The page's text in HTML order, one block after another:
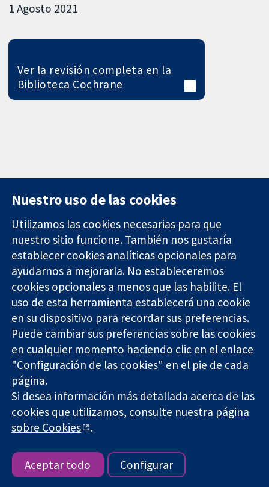
1 Agosto 2021
Ver la revisión completa en la
Biblioteca Cochrane
Evidencia fiable.
Decisiones
informadas.
Mejor salud.
11-13 Cavendish
Square
Londres
W1G 0AN
Reino Unido
Contacto
Noticias
Prensa
Sobre
nosotros
Empleo
Cochrane
Library
The Cochrane Collaboration is a charity (no. 1045921) and a
company limited by guarantee (no. 03044323) registered in
England & Wales. VAT registration number GB 718 2127 49.
Copyright © 2026 The Cochrane Collaboration
Términos y condiciones del sitio web|Responsabilidades
Privacidad|Política de cookies|Configuración de cookies
Nuestro uso de las cookies
Utilizamos las cookies necesarias para que
nuestro sitio funcione. También nos gustaría
establecer cookies analíticas opcionales para
ayudarnos a mejorarla. No estableceremos
cookies opcionales a menos que las habilite. El
uso de esta herramienta establecerá una cookie
en su dispositivo para recordar sus preferencias.
Puede cambiar sus preferencias sobre las cookies
en cualquier momento haciendo clic en el enlace
"Configuración de las cookies" en el pie de cada
página.
Si desea información más detallada acerca de las
cookies que utilizamos, consulte nuestra página
sobre Cookies
.
Aceptar todo Configurar